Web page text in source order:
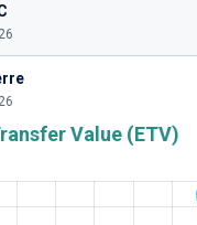
Value (ETV)